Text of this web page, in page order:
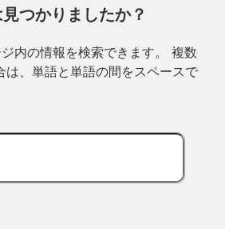
つかりましたか？
内の情報を検索できます。 複数
は、単語と単語の間をスペースで